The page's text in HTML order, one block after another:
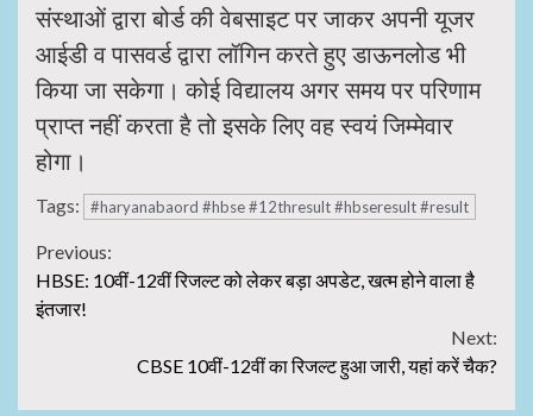
संस्थाओं द्वारा बोर्ड की वेबसाइट पर जाकर अपनी यूजर
आईडी व पासवर्ड द्वारा लॉगिन करते हुए डाऊनलोड भी
किया जा सकेगा। कोई विद्यालय अगर समय पर परिणाम
प्राप्त नहीं करता है तो इसके लिए वह स्वयं जिम्मेवार
होगा।
Tags: #haryanabaord #hbse #12thresult #hbseresult #result
Continue
Reading
Previous:
HBSE: 10वीं-12वीं रिजल्ट को लेकर बड़ा अपडेट, खत्म होने वाला है
इंतजार!
Next:
CBSE 10वीं-12वीं का रिजल्ट हुआ जारी, यहां करें चैक?